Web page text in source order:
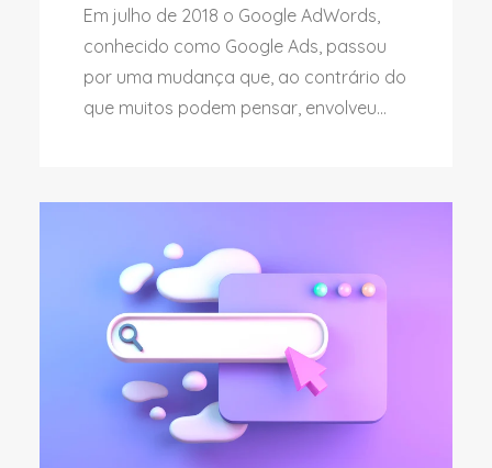
Em julho de 2018 o Google AdWords,
conhecido como Google Ads, passou
por uma mudança que, ao contrário do
que muitos podem pensar, envolveu...